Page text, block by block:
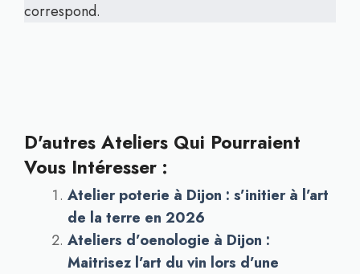
correspond.
D'autres Ateliers Qui Pourraient
Vous Intéresser :
Atelier poterie à Dijon : s’initier à l’art
de la terre en 2026
Ateliers d’oenologie à Dijon :
Maitrisez l’art du vin lors d’une